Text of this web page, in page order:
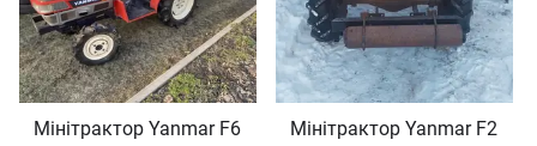
Мінітрактор Yanmar F6 1998
Мінітрактор Yanmar F215